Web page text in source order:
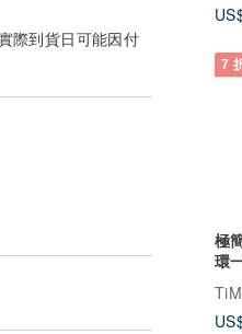
7
極
環
際到貨日可能因付